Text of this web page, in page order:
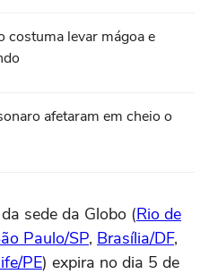
costuma levar mágoa e
afetaram em cheio o
sede da Globo (Rio de
Paulo/SP, Brasília/DF,
PE) expira no dia 5 de